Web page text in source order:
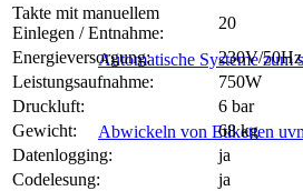
Automatische Systeme zum
Abwickeln von Etiketten
Takte mit manuellem
Einlegen / Entnahme:
20
Energieversorgung:
230V/
Leistungsaufnahme:
750W
Druckluft:
6 bar
Gewicht:
68 kg
Datenlogging:
ja
Codelesung:
ja